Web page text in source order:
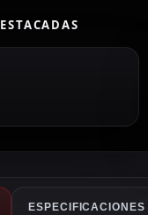
ESPECIFICACIONES